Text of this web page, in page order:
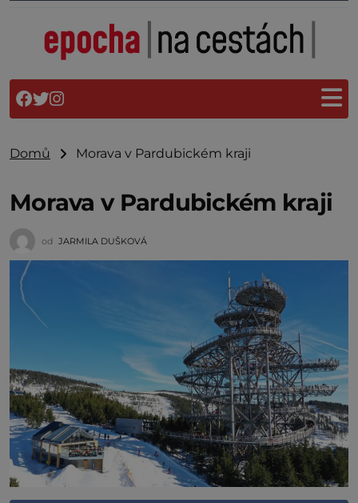
Domů Morava v Pardubickém kraji
Morava v Pardubickém kraji
od JARMILA DUŠKOVÁ